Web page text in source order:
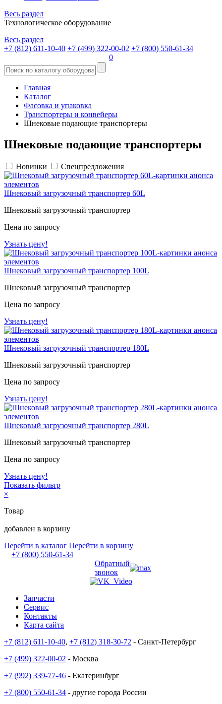
Весь раздел
Технологическое оборудование
Весь раздел
+7 (812) 611-10-40 +7 (499) 322-00-02 +7 (800) 550-61-34
0
Главная
Каталог
Фасовка и упаковка
Транспортеры и конвейеры
Шнековые подающие транспортеры
Шнековые подающие транспортеры
Новинки Спецпредложения
Шнековый загрузочный транспортер 60L
Шнековый загрузочный транспортер
Цена по запросу
Узнать цену!
Шнековый загрузочный транспортер 100L
Шнековый загрузочный транспортер
Цена по запросу
Узнать цену!
Шнековый загрузочный транспортер 180L
Шнековый загрузочный транспортер
Цена по запросу
Узнать цену!
Шнековый загрузочный транспортер 280L
Шнековый загрузочный транспортер
Цена по запросу
Узнать цену!
Показать фильтр
×
Товар
добавлен в корзину
Перейти в каталог Перейти в корзину
+7 (800) 550-61-34
Обратный
звонок
Запчасти
Сервис
Контакты
Карта сайта
+7 (812) 611-10-40, +7 (812) 318-30-72 - Санкт-Петербург
+7 (499) 322-00-02 - Москва
+7 (992) 339-77-46 - Екатеринбург
+7 (800) 550-61-34 - другие города России